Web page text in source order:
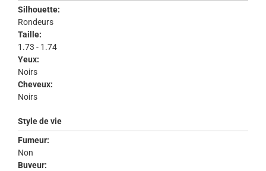
Silhouette:
Rondeurs
Taille:
1.73 - 1.74
Yeux:
Noirs
Cheveux:
Noirs
Style de vie
Fumeur:
Non
Buveur: